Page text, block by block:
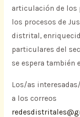
articulación de los
los procesos de
distrital,
particulares del
se espera también
Los/as
a los correos